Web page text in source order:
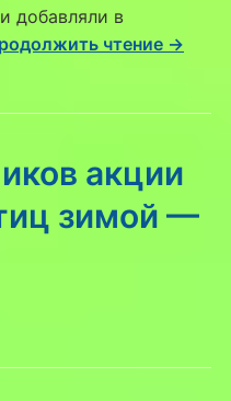
добавляли в
чтение →
акции
зимой —